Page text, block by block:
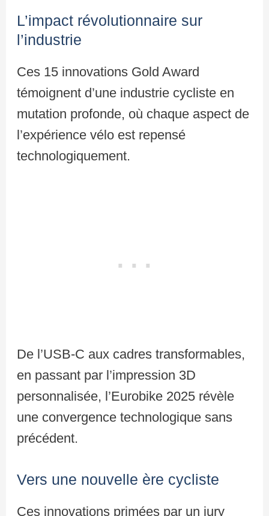
L’impact révolutionnaire sur
l’industrie
Ces 15 innovations Gold Award
témoignent d’une industrie cycliste en
mutation profonde, où chaque aspect de
l’expérience vélo est repensé
technologiquement.
De l’USB-C aux cadres transformables,
en passant par l’impression 3D
personnalisée, l’Eurobike 2025 révèle
une convergence technologique sans
précédent.
Vers une nouvelle ère cycliste
Ces innovations primées par un jury